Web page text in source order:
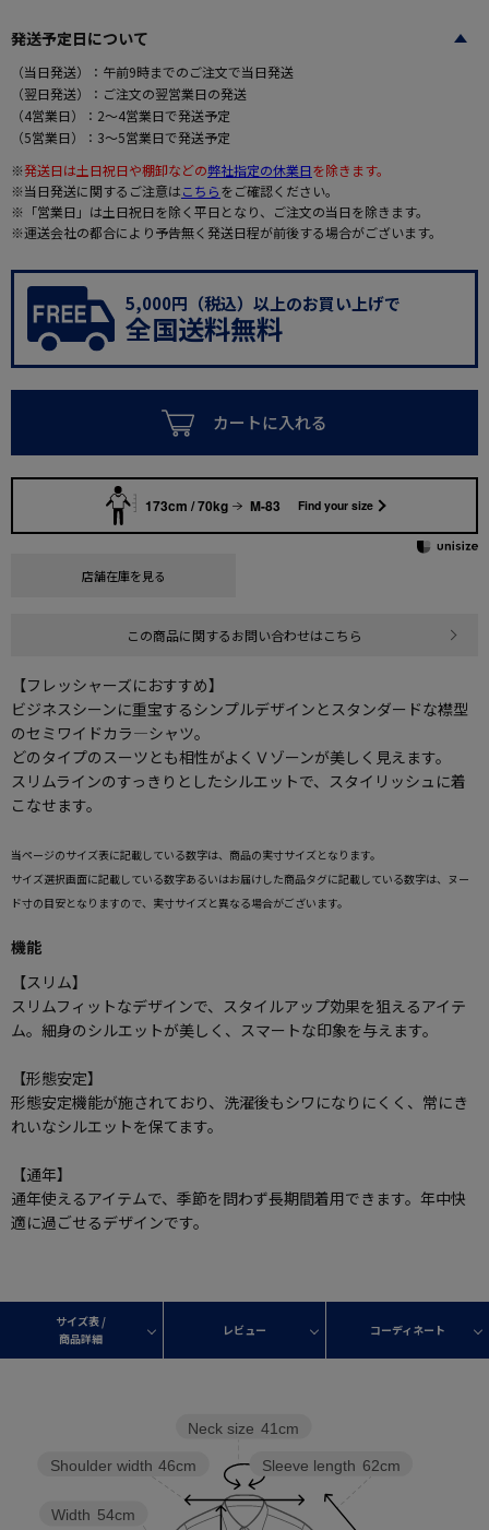
発送予定日について
（当日発送）：午前9時までのご注文で当日発送
（翌日発送）：ご注文の翌営業日の発送
（4営業日）：2～4営業日で発送予定
（5営業日）：3～5営業日で発送予定
※発送日は土日祝日や棚卸などの弊社指定の休業日を除きます。
※当日発送に関するご注意はこちらをご確認ください。
※「営業日」は土日祝日を除く平日となり、ご注文の当日を除きます。
※運送会社の都合により予告無く発送日程が前後する場合がございます。
5,000円（税込）以上のお買い上げで
全国送料無料
カートに入れる
173cm / 70kg M-83 Find your size
店舗在庫を見る
この商品に関するお問い合わせはこちら
【フレッシャーズにおすすめ】
ビジネスシーンに重宝するシンプルデザインとスタンダードな襟型
のセミワイドカラ―シャツ。
どのタイプのスーツとも相性がよくＶゾーンが美しく見えます。
スリムラインのすっきりとしたシルエットで、スタイリッシュに着
こなせます。
当ページのサイズ表に記載している数字は、商品の実寸サイズとなります。
サイズ選択画面に記載している数字あるいはお届けした商品タグに記載している数字は、ヌー
ド寸の目安となりますので、実寸サイズと異なる場合がございます。
機能
【スリム】
スリムフィットなデザインで、スタイルアップ効果を狙えるアイテ
ム。細身のシルエットが美しく、スマートな印象を与えます。
【形態安定】
形態安定機能が施されており、洗濯後もシワになりにくく、常にき
れいなシルエットを保てます。
【通年】
通年使えるアイテムで、季節を問わず長期間着用できます。年中快
適に過ごせるデザインです。
サイズ表 /
商品詳細
レビュー コーディネート
Sleeve length 62cm
Neck size 41cm
Width 54cm
Shoulder width 46cm